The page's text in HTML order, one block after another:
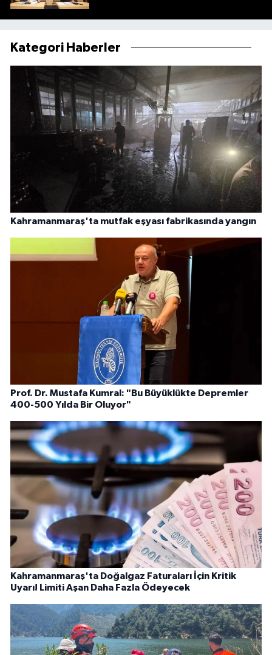
Kategori Haberler
Kahramanmaraş'ta mutfak eşyası fabrikasında yangın
Prof. Dr. Mustafa Kumral: "Bu Büyüklükte Depremler
400-500 Yılda Bir Oluyor"
Kahramanmaraş'ta Doğalgaz Faturaları İçin Kritik
Uyarı! Limiti Aşan Daha Fazla Ödeyecek